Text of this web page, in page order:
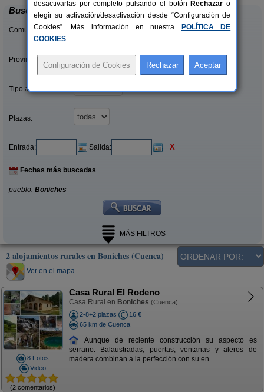
Buscar
Comunidades:
Provincias/Islas:
Tipo alquiler:
Plazas:
Entrada: Salida: X
Fechas más buscadas
pueblo: Boniches
MÁS FILTROS
2 alojamientos rurales en Boniches (Cuenca)
Ver en el mapa
8 Fotos
Video
(2 comentarios)
Casa Rural El Rodeno
Casa Rural en Boniches (Cuenca)
2-8+2 plazas
16 €
65 km de Cuenca
Aunque de reciente construcción su aspecto es
serrano. Balaustradas, puertas, ventanas y aleros de
madera combinan a la perfección con su en ...
desactivarlas por completo pulsando el botón Rechazar o
elegir su activación/desactivación desde “Configuración de
Cookies”. Más información en nuestra
POLÍTICA DE
COOKIES.